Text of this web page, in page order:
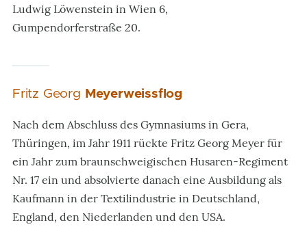
Ludwig Löwenstein in Wien 6,
Gumpendorferstraße 20.
Fritz Georg Meyerweissflog
Nach dem Abschluss des Gymnasiums in Gera,
Thüringen, im Jahr 1911 rückte Fritz Georg Meyer für
ein Jahr zum braunschweigischen Husaren-Regiment
Nr. 17 ein und absolvierte danach eine Ausbildung als
Kaufmann in der Textilindustrie in Deutschland,
England, den Niederlanden und den USA.